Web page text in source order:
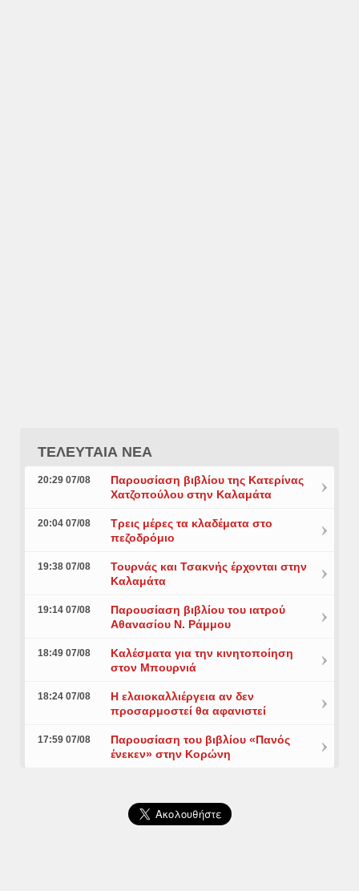
ΤΕΛΕΥΤΑΙΑ ΝΕΑ
20:29 07/08
Παρουσίαση βιβλίου της Κατερίνας
Χατζοπούλου στην Καλαμάτα
20:04 07/08
Τρεις μέρες τα κλαδέματα στο
πεζοδρόμιο
19:38 07/08
Τουρνάς και Τσακνής έρχονται στην
Καλαμάτα
19:14 07/08
Παρουσίαση βιβλίου του ιατρού
Αθανασίου Ν. Ράμμου
18:49 07/08
Καλέσματα για την κινητοποίηση
στον Μπουρνιά
18:24 07/08
Η ελαιοκαλλιέργεια αν δεν
προσαρμοστεί θα αφανιστεί
17:59 07/08
Παρουσίαση του βιβλίου «Πανός
ένεκεν» στην Κορώνη